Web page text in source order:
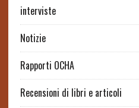
interviste
Notizie
Rapporti OCHA
Recensioni di libri e articoli